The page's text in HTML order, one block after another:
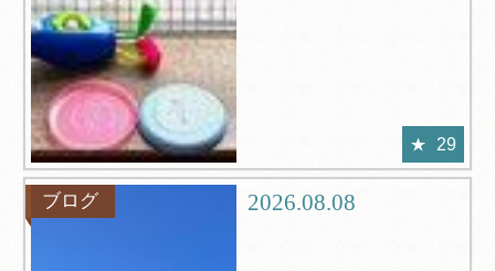
29
ブログ 2026.08.08